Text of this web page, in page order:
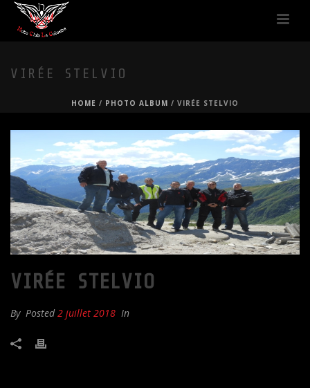
VIRÉE STELVIO
HOME / PHOTO ALBUM / VIRÉE STELVIO
VIRÉE STELVIO
By Posted2 juillet 2018 In